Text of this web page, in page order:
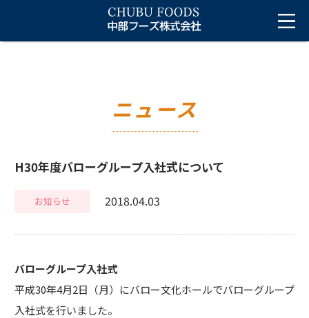
ニュース
H30年度バローグループ入社式について
お知らせ 2018.04.03
バローグループ入社式
平成30年4月2日（月）にバロー文化ホールでバローグループ
入社式を行いました。